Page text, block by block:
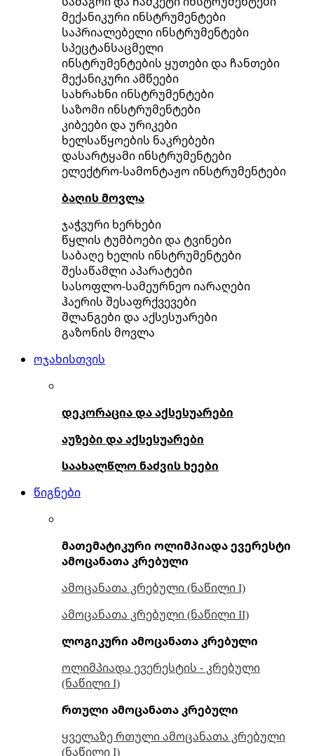
მექანიკური ინსტრუმენტები
საპრიალებელი ინსტრუმენტები
სპეცტანსაცმელი
ინსტრუმენტების ყუთები და ჩანთები
მექანიკური ამწეები
სახრახნი ინსტრუმენტები
საზომი ინსტრუმენტები
კიბეები და ურიკები
ხელსაწყოების ნაკრებები
დასარტყამი ინსტრუმენტები
ელექტრო-სამონტაჟო ინსტრუმენტები
ბაღის მოვლა
ჯაჭვური ხერხები
წყლის ტუმბოები და ტვინები
საბაღე ხელის ინსტრუმენტები
შესაწამლი აპარატები
სასოფლო-სამეურნეო იარაღები
ჰაერის შესაფრქვევები
შლანგები და აქსესუარები
გაზონის მოვლა
ოჯახისთვის
დეკორაცია და აქსესუარები
აუზები და აქსესუარები
საახალწლო ნაძვის ხეები
წიგნები
მათემატიკური ოლიმპიადა ევერესტი
ამოცანათა კრებული
ამოცანათა კრებული (ნაწილი I)
ამოცანათა კრებული (ნაწილი II)
ლოგიკური ამოცანათა კრებული
ოლიმპიადა ევერესტის - კრებული
(ნაწილი I)
რთული ამოცანათა კრებული
ყველაზე რთული ამოცანათა კრებული
(ნაწილი I)